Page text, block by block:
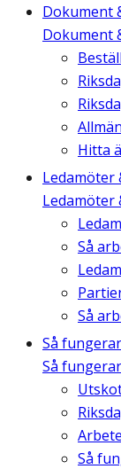
Dokument
Dokument
Hitta
Ledamöter
Ledamöter
Så
Så
Så
Så
Så